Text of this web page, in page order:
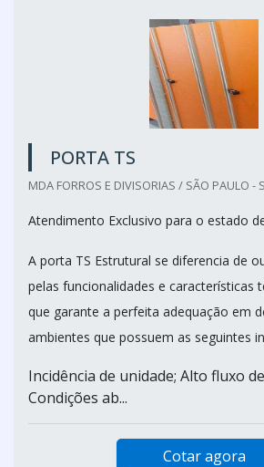
PORTA TS
MDA FORROS E DIVISORIAS / SÃO PAULO -
Atendimento Exclusivo para o estado
A porta TS Estrutural se diferencia de
pelas funcionalidades e características
que garante a perfeita adequação em
ambientes que possuem as seguintes
Incidência de unidade; Alto fluxo
Condições ab...
Cotar agora